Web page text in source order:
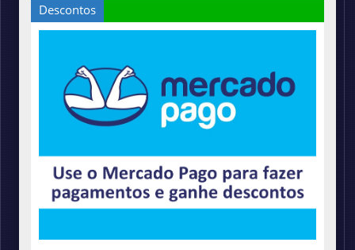
Descontos